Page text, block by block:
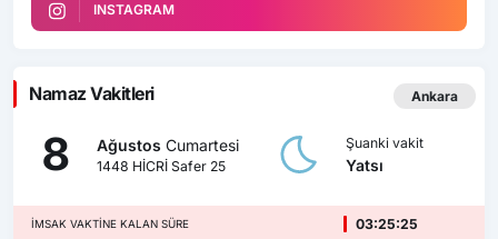
INSTAGRAM
Namaz Vakitleri Ankara
8 Ağustos Cumartesi
1448 HİCRİ Safer 25
Şuanki vakit
Yatsı
İMSAK VAKTINE KALAN SÜRE 03:25:23